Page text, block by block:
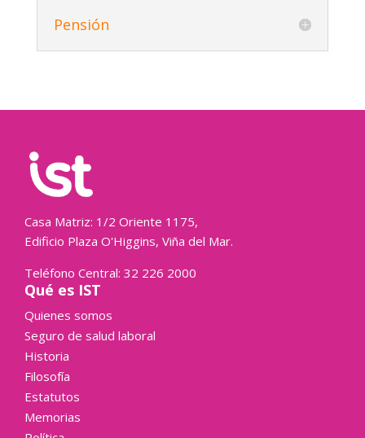
Pensión
Casa Matriz: 1/2 Oriente 1175,
Edificio Plaza O'Higgins, Viña del Mar.
Teléfono Central: 32 226 2000
Qué es IST
Quienes somos
Seguro de salud laboral
Historia
Filosofía
Estatutos
Memorias